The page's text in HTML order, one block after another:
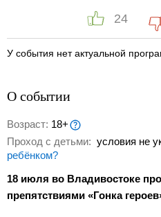
24
У события нет актуальной
О событии
Возраст: 18+
Проход с детьми: условия не
ребёнком?
18 июля во Владивостоке
препятствиями «Гонка